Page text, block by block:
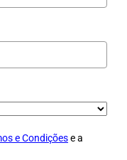
e Condiçõese a